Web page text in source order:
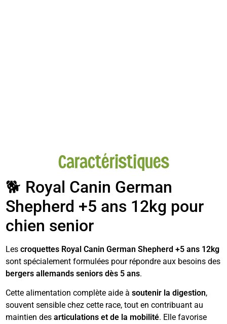
Caractéristiques
🐕 Royal Canin German
Shepherd +5 ans 12kg pour
chien senior
Lescroquettes Royal Canin German Shepherd +5 ans 12kg
sont spécialement formulées pour répondre aux besoins des
bergers allemands seniors dès 5 ans.
Cette alimentation complète aide àsoutenir la digestion,
souvent sensible chez cette race, tout en contribuant au
maintien desarticulations et de la mobilité. Elle favorise